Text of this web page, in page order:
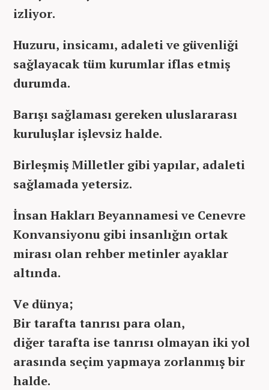
izliyor.
Huzuru, insicamı, adaleti ve güvenliği
sağlayacak tüm kurumlar iflas etmiş
durumda.
Barışı sağlaması gereken uluslararası
kuruluşlar işlevsiz halde.
Birleşmiş Milletler gibi yapılar, adaleti
sağlamada yetersiz.
İnsan Hakları Beyannamesi ve Cenevre
Konvansiyonu gibi insanlığın ortak
mirası olan rehber metinler ayaklar
altında.
Ve dünya;
Bir tarafta tanrısı para olan,
diğer tarafta ise tanrısı olmayan iki yol
arasında seçim yapmaya zorlanmış bir
halde.